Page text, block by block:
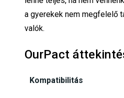
a gyerekek nem megfelelő
valók.
OurPact
Kompatibilitás